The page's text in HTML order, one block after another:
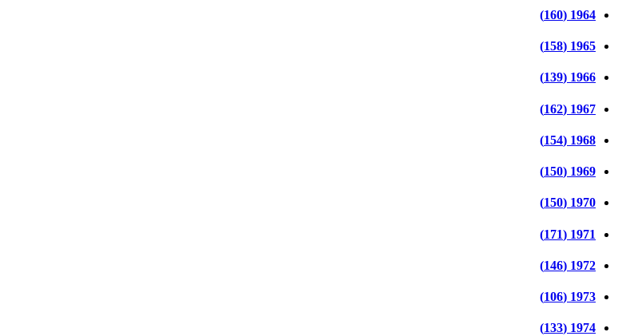
1964 (160)
1965 (158)
1966 (139)
1967 (162)
1968 (154)
1969 (150)
1970 (150)
1971 (171)
1972 (146)
1973 (106)
1974 (133)